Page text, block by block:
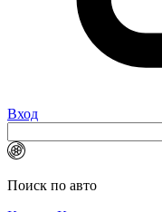
Вход
Поиск по авто